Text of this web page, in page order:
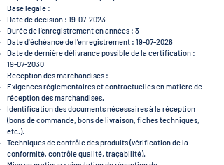
Base légale :
Date de décision : 19-07-2023
Durée de l'enregistrement en années : 3
Date d'échéance de l'enregistrement : 19-07-2026
Date de dernière délivrance possible de la certification :
19-07-2030
Réception des marchandises :
Exigences réglementaires et contractuelles en matière de
réception des marchandises.
Identification des documents nécessaires à la réception
(bons de commande, bons de livraison, fiches techniques,
etc.).
Techniques de contrôle des produits (vérification de la
conformité, contrôle qualité, traçabilité).